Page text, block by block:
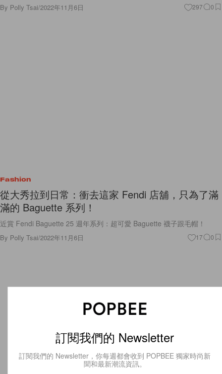
By Polly Tsai/2022年11月6日 297 0
Fashion
從大秀拉到日常：衝去這家 Fendi 店舖，只為了滿
滿的 Baguette 系列！
近賞 Fendi Baguette 25 週年系列：超可愛 Baguette 襪子跟毛帽！
By Polly Tsai/2022年11月6日 17 0
訂閱我們的 Newsletter
訂閱我們的 Newsletter，你每週都會收到 POPBEE 獨家時尚新
聞和最新潮流資訊。